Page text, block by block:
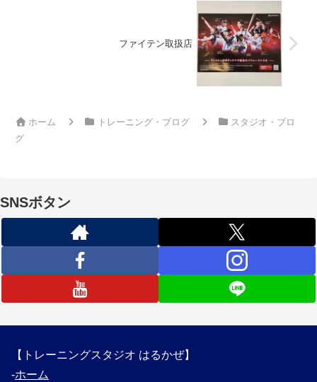
ファイテン取扱店
ホーム トレーニング・ブログ
スタジオ・ブロ
グ
SNSボタン
【トレーニングスタジオ はるかぜ】
‐ホーム